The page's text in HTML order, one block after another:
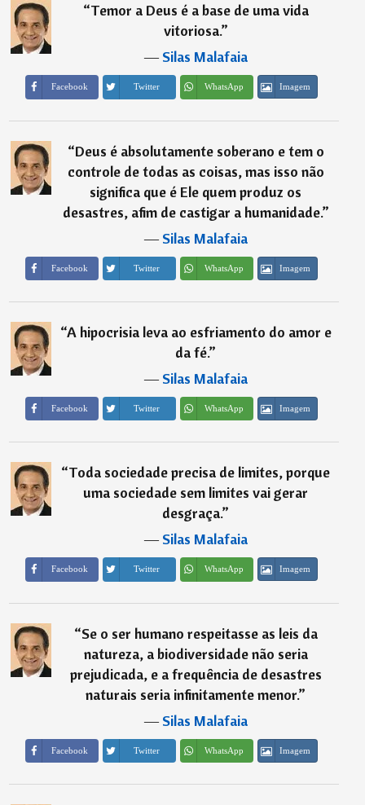
“Temor a Deus é a base de uma vida
vitoriosa.”
―Silas Malafaia
Facebook Twitter WhatsApp Imagem
“Deus é absolutamente soberano e tem o
controle de todas as coisas, mas isso não
significa que é Ele quem produz os
desastres, afim de castigar a humanidade.”
―Silas Malafaia
Facebook Twitter WhatsApp Imagem
“A hipocrisia leva ao esfriamento do amor e
da fé.”
―Silas Malafaia
Facebook Twitter WhatsApp Imagem
“Toda sociedade precisa de limites, porque
uma sociedade sem limites vai gerar
desgraça.”
―Silas Malafaia
Facebook Twitter WhatsApp Imagem
“Se o ser humano respeitasse as leis da
natureza, a biodiversidade não seria
prejudicada, e a frequência de desastres
naturais seria infinitamente menor.”
―Silas Malafaia
Facebook Twitter WhatsApp Imagem